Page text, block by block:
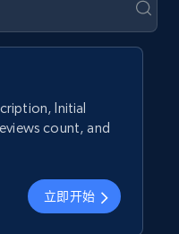
Initial
count, and
立即开始